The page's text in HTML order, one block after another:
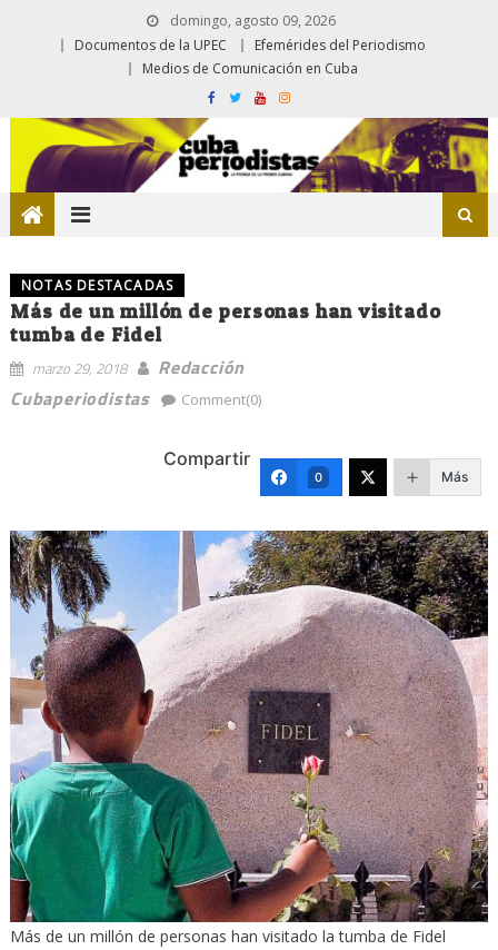
domingo, agosto 09, 2026
Documentos de la UPEC
Efemérides del Periodismo
Medios de Comunicación en Cuba
NOTAS DESTACADAS
Más de un millón de personas han visitado
tumba de Fidel
marzo 29, 2018
Redacción
Cubaperiodistas
Comment(0)
Compartir
0 Más
Más de un millón de personas han visitado la tumba de Fidel